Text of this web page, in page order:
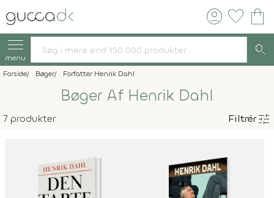
account_circle favorite shopping_bag
menu search
Forside Bøger Forfatter Henrik Dahl
Bøger Af Henrik Dahl
7 produkter Filtrértune